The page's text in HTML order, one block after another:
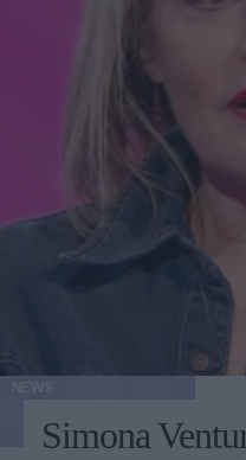
Simona